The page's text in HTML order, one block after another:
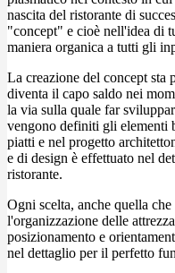
nascita del ristorante di
"concept" e cioè nell'idea di
maniera organica a tutti gli
La creazione del concept sta
diventa il capo saldo nei
la via sulla quale far
vengono definiti gli elementi
piatti e nel progetto
e di design è effettuato nel
ristorante.
Ogni scelta, anche quella
l'organizzazione delle
posizionamento e
nel dettaglio per il perfetto